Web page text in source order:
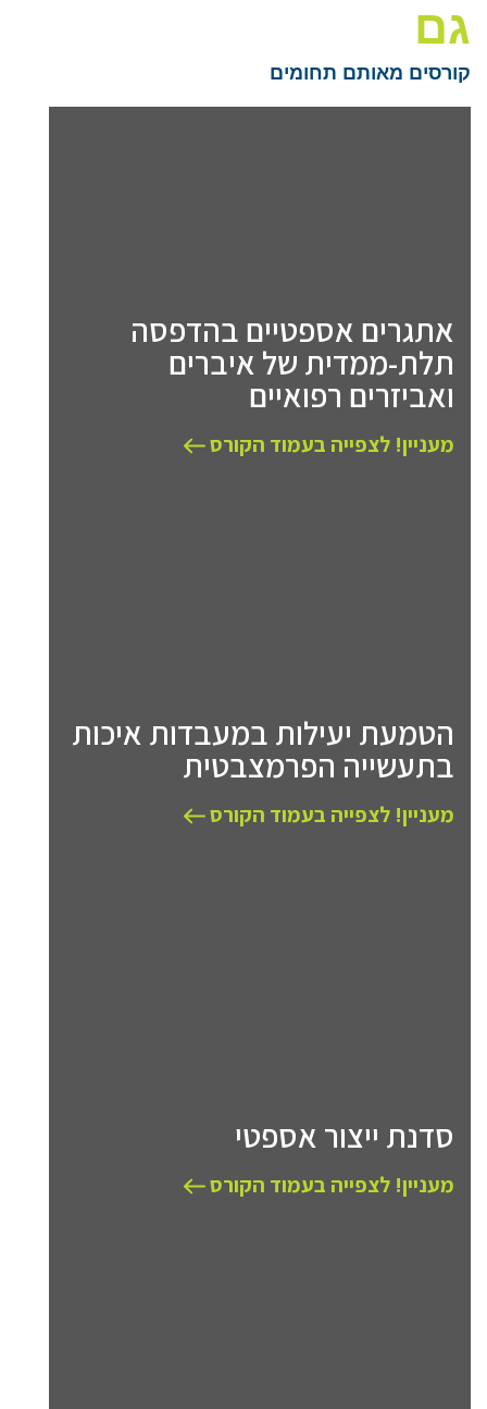
גם
קורסים מאותם תחומים
אתגרים אספטיים בהדפסה
תלת-ממדית של איברים
ואביזרים רפואיים
מעניין! לצפייה בעמוד הקורס
הטמעת יעילות במעבדות איכות
בתעשייה הפרמצבטית
מעניין! לצפייה בעמוד הקורס
סדנת ייצור אספטי
מעניין! לצפייה בעמוד הקורס